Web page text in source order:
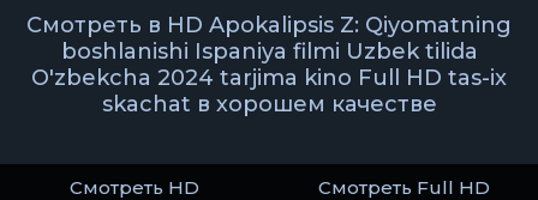
Смотреть в HD Apokalipsis Z: Qiyomatning
boshlanishi Ispaniya filmi Uzbek tilida
O'zbekcha 2024 tarjima kino Full HD tas-ix
skachat в хорошем качестве
Смотреть HD Смотреть Full HD